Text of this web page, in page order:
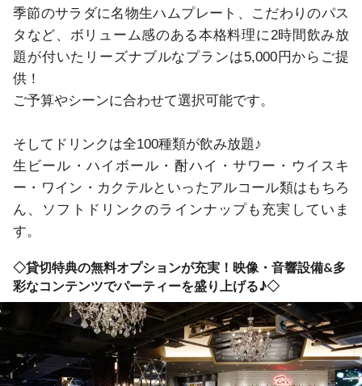
季節のサラダに名物生ハムプレート、こだわりのパス
タなど、ボリューム感のある本格料理に2時間飲み放
題が付いたリーズナブルなプランは5,000円からご提
供！
ご予算やシーンに合わせて選択可能です。
そしてドリンクは全100種類が飲み放題♪
生ビール・ハイボール・酎ハイ・サワー・ウイスキ
ー・ワイン・カクテルといったアルコール類はもちろ
ん、ソフトドリンクのラインナップも充実していま
す。
◇貸切特典の無料オプションが充実！映像・音響設備&多
彩なコンテンツでパーティーを盛り上げる♪◇